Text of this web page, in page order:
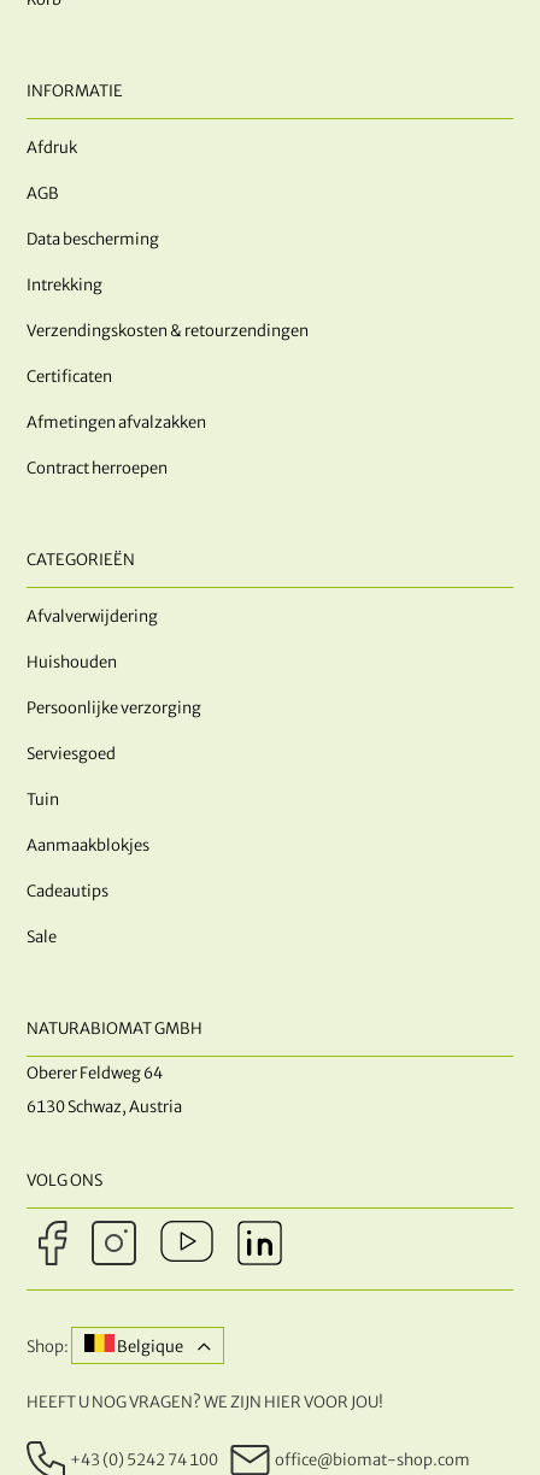
INFORMATIE
Afdruk
AGB
Data bescherming
Intrekking
Verzendingskosten & retourzendingen
Certificaten
Afmetingen afvalzakken
Contract herroepen
CATEGORIEËN
Afvalverwijdering
Huishouden
Persoonlijke verzorging
Serviesgoed
Tuin
Aanmaakblokjes
Cadeautips
Sale
NATURABIOMAT GMBH
Oberer Feldweg 64
6130 Schwaz, Austria
VOLG ONS
Shop: Belgique
HEEFT U NOG VRAGEN? WE ZIJN HIER VOOR JOU!
+43 (0) 5242 74 100 office@biomat-shop.com